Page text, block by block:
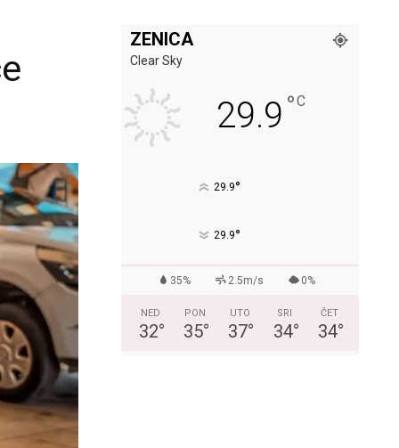
ZENICA
Clear Sky
29.9 °C
29.9°
29.9°
35% 2.5m/s 0%
NED
32°
PON
35°
UTO
37°
SRI
34°
ČET
34°